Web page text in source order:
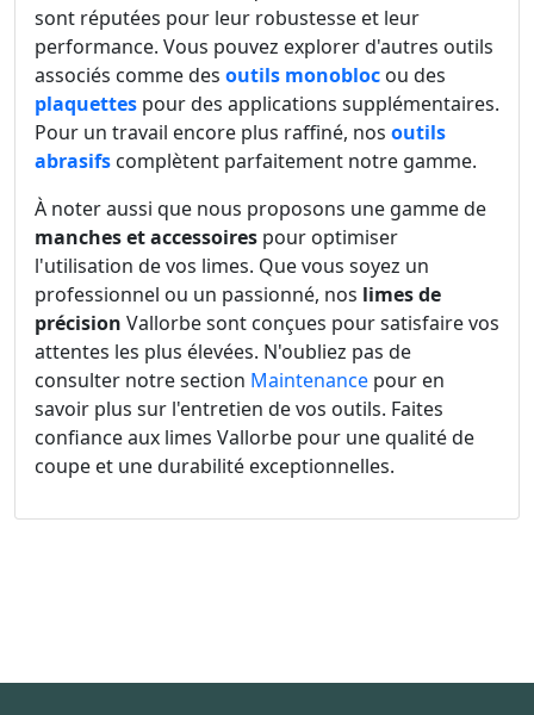
sont réputées pour leur robustesse et leur
performance. Vous pouvez explorer d'autres outils
associés comme des outils monobloc ou des
plaquettes pour des applications supplémentaires.
Pour un travail encore plus raffiné, nos outils
abrasifs complètent parfaitement notre gamme.
À noter aussi que nous proposons une gamme de
manches et accessoires pour optimiser
l'utilisation de vos limes. Que vous soyez un
professionnel ou un passionné, nos limes de
précision Vallorbe sont conçues pour satisfaire vos
attentes les plus élevées. N'oubliez pas de
consulter notre section Maintenance pour en
savoir plus sur l'entretien de vos outils. Faites
confiance aux limes Vallorbe pour une qualité de
coupe et une durabilité exceptionnelles.